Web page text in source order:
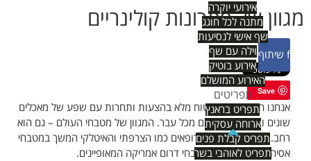
אירועי יוקרה
מתנה לכל חוגג
שף אישי לנסיעות
וילה עם שף
אירוע בוטיק
האירוע המושלם
תפריטים
תפריט בראנץ
ארוחה עסקית
תפריט קבלת פנים
תפריט לאוהבי בשר
מגוון של פתרונות קולינריים
f שיתוף
Save
אנחנו חיים בעולם שטוח מלא בהצעות ותחרות עם שפע של מאכלים
שונים ומזונות שקורצים מכל עבר. המגוון של מטבחי העולם – גם הוא
רחב. החל ממטבחים אירופאים כמו הצרפתי והאיטלקי המשך במטבחי
אסיה המרובים ועד למטבחי דרום אמריקה המאופיינים.